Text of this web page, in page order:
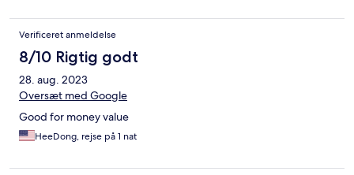
Verificeret anmeldelse
8/10 Rigtig godt
28. aug. 2023
Oversæt med Google
Good for money value
HeeDong, rejse på 1 nat